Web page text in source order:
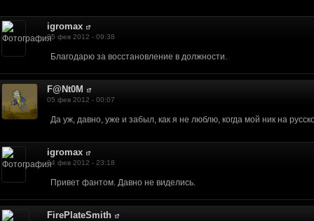
Я так был впечатлен вашим проектом,что хочу предложить вам свою
сферам.
moltenclouds.com/index.php?showtopic=473
телефона, при телефонной регистрации ему генерируется имя, по
igromax
05 фев 2012 - 09:38
Благодарю за восстановление в должности.
F@Nt0M
05 фев 2012 - 00:07
Да уж, давно, уже и забыл, как я не люблю, когда мой ник на
igromax
04 фев 2012 - 23:18
Привет фантом. Давно не виделись.
FirePlateSmith